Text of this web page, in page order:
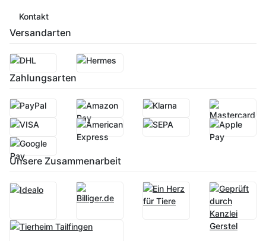
Kontakt
Versandarten
Zahlungsarten
Unsere Zusammenarbeit